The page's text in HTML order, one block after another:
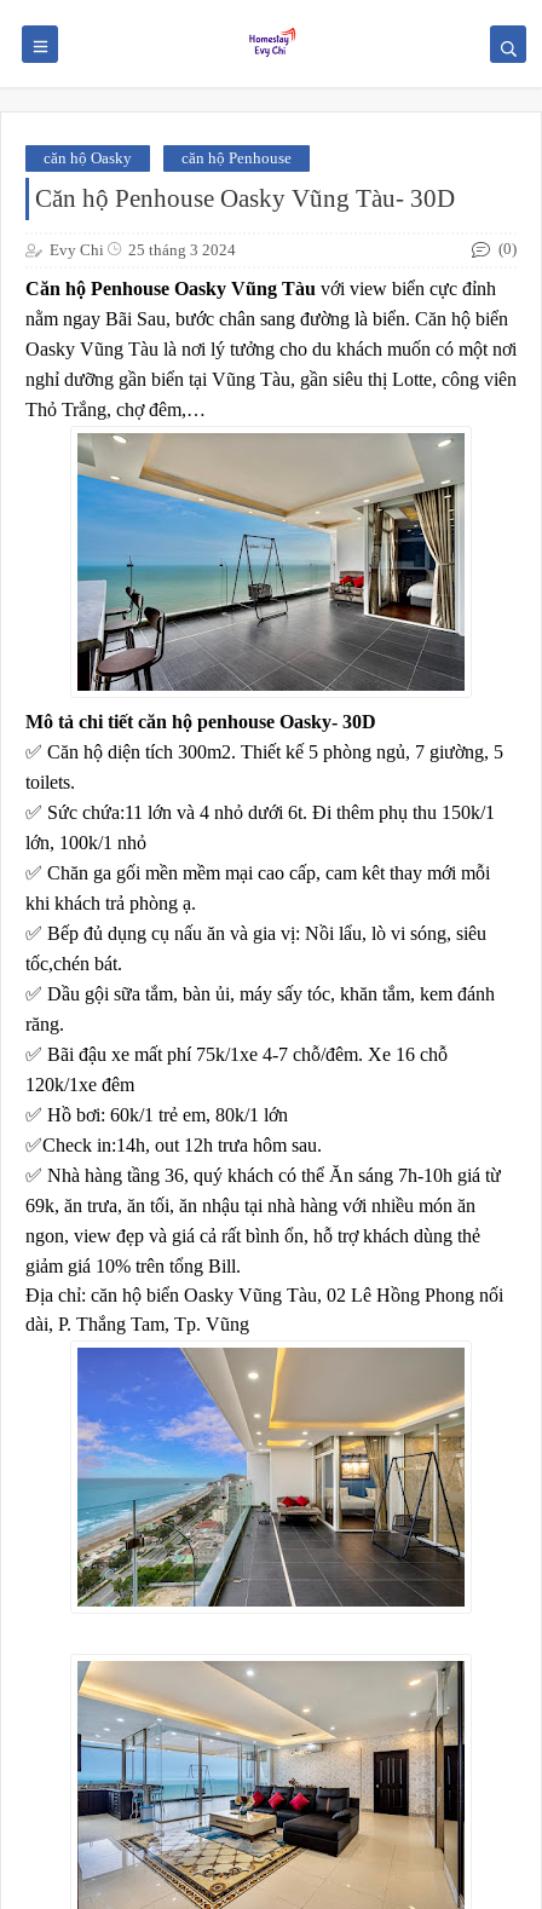
căn hộ Oasky căn hộ Penhouse
Căn hộ Penhouse Oasky Vũng Tàu- 30D
Evy Chi 25 tháng 3 2024 (0)
Căn hộ Penhouse Oasky Vũng Tàu với view biển cực đỉnh
nằm ngay Bãi Sau, bước chân sang đường là biển. Căn hộ biển
Oasky Vũng Tàu là nơi lý tưởng cho du khách muốn có một nơi
nghỉ dưỡng gần biển tại Vũng Tàu, gần siêu thị Lotte, công viên
Thỏ Trắng, chợ đêm,…
Mô tả chi tiết căn hộ penhouse Oasky- 30D
✅ Căn hộ diện tích 300m2. Thiết kế 5 phòng ngủ, 7 giường, 5
toilets.
✅ Sức chứa:11 lớn và 4 nhỏ dưới 6t. Đi thêm phụ thu 150k/1
lớn, 100k/1 nhỏ
✅ Chăn ga gối mền mềm mại cao cấp, cam kêt thay mới mỗi
khi khách trả phòng ạ.
✅ Bếp đủ dụng cụ nấu ăn và gia vị: Nồi lẩu, lò vi sóng, siêu
tốc,chén bát.
✅ Dầu gội sữa tắm, bàn ủi, máy sấy tóc, khăn tắm, kem đánh
răng.
✅ Bãi đậu xe mất phí 75k/1xe 4-7 chỗ/đêm. Xe 16 chỗ
120k/1xe đêm
✅ Hồ bơi: 60k/1 trẻ em, 80k/1 lớn
✅Check in:14h, out 12h trưa hôm sau.
✅ Nhà hàng tầng 36, quý khách có thể Ăn sáng 7h-10h giá từ
69k, ăn trưa, ăn tối, ăn nhậu tại nhà hàng với nhiều món ăn
ngon, view đẹp và giá cả rất bình ổn, hỗ trợ khách dùng thẻ
giảm giá 10% trên tổng Bill.
Địa chỉ: căn hộ biển Oasky Vũng Tàu, 02 Lê Hồng Phong nối
dài, P. Thắng Tam, Tp. Vũng